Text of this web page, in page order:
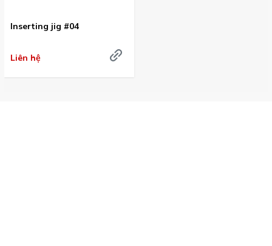
Inserting jig #04
Liên hệ